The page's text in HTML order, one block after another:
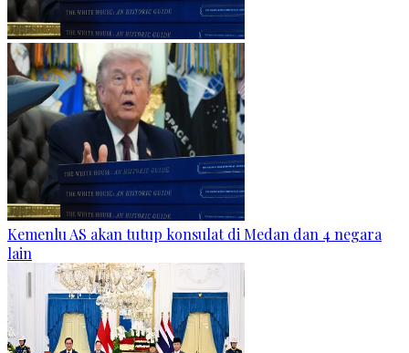
Kemenlu AS akan tutup konsulat di Medan dan 4 negara
lain